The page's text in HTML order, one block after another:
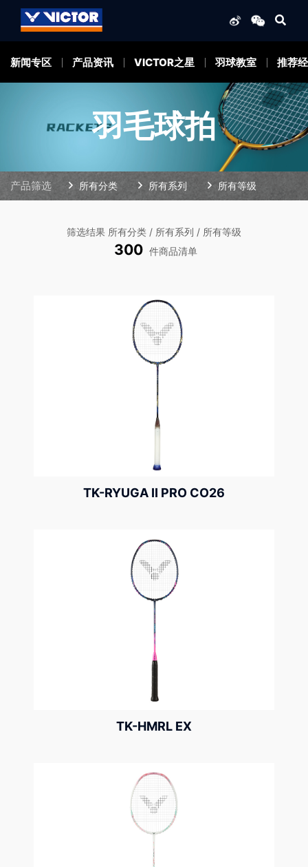
新闻专区 产品资讯 VICTOR之星 羽球教室 推荐
羽毛球拍
产品筛选 所有分类 所有系列 所有等级
筛选结果 所有分类 / 所有系列 / 所有等级
300 件商品清单
TK-RYUGA II PRO CO26
TK-HMRL EX